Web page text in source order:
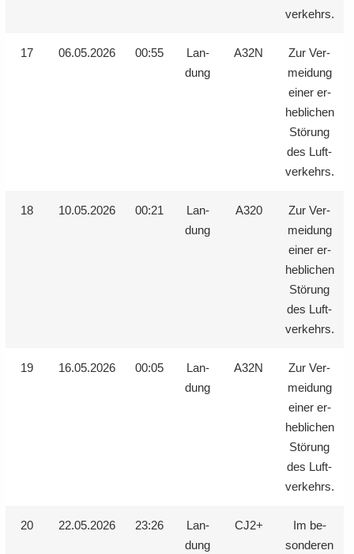
ver­kehrs.
17 06.05.2026 00:55
Lan­
dung
A32N
Zur Ver­
mei­dung
einer er­
heb­li­chen
Stö­rung
des Luft­
ver­kehrs.
18 10.05.2026 00:21
Lan­
dung
A320
Zur Ver­
mei­dung
einer er­
heb­li­chen
Stö­rung
des Luft­
ver­kehrs.
19 16.05.2026 00:05
Lan­
dung
A32N
Zur Ver­
mei­dung
einer er­
heb­li­chen
Stö­rung
des Luft­
ver­kehrs.
20 22.05.2026 23:26
Lan­
dung
CJ2+
Im be­
son­de­ren